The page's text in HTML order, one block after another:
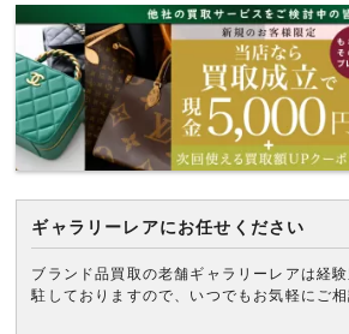
ギャラリーレアにお任せください
ブランド品買取の老舗ギャラリーレアは経
駐しておりますので、いつでもお気軽にご相